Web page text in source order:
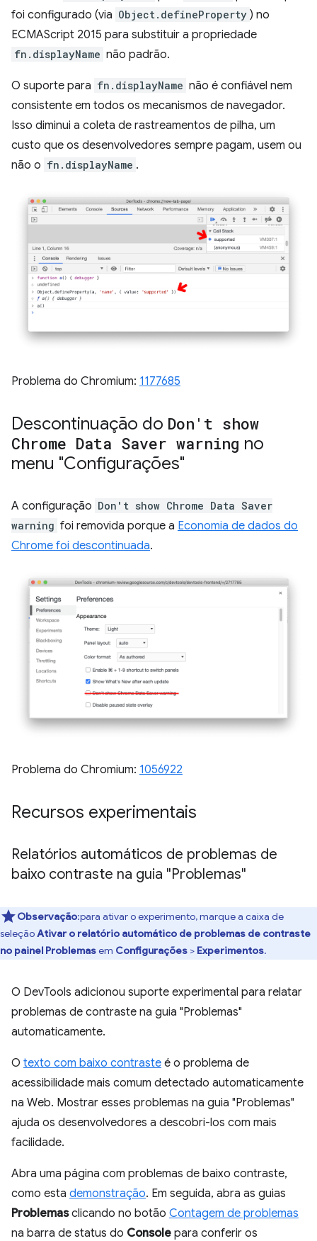
foi configurado (via Object.defineProperty ) no
ECMAScript 2015 para substituir a propriedade
fn.displayName não padrão.
O suporte para fn.displayName não é confiável nem
consistente em todos os mecanismos de navegador.
Isso diminui a coleta de rastreamentos de pilha, um
custo que os desenvolvedores sempre pagam, usem ou
não o fn.displayName .
Problema do Chromium: 1177685
Descontinuação do Don't show
Chrome Data Saver warning no
menu "Configurações"
A configuração Don't show Chrome Data Saver
warning foi removida porque a Economia de dados do
Chrome foi descontinuada.
Problema do Chromium: 1056922
Recursos experimentais
Relatórios automáticos de problemas de
baixo contraste na guia "Problemas"
Observação:para ativar o experimento, marque a caixa de
seleção Ativar o relatório automático de problemas de contraste
no painel Problemasem Configurações > Experimentos.
O DevTools adicionou suporte experimental para relatar
problemas de contraste na guia "Problemas"
automaticamente.
O texto com baixo contraste é o problema de
acessibilidade mais comum detectado automaticamente
na Web. Mostrar esses problemas na guia "Problemas"
ajuda os desenvolvedores a descobri-los com mais
facilidade.
Abra uma página com problemas de baixo contraste,
como esta demonstração. Em seguida, abra as guias
Problemasclicando no botão Contagem de problemas
na barra de status do Console para conferir os